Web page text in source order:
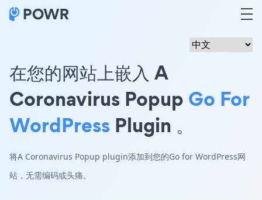
在您的网站上嵌入 A
Coronavirus Popup Go For
WordPress Plugin 。
将A Coronavirus Popup plugin添加到您的Go for WordPress网
站，无需编码或头痛。